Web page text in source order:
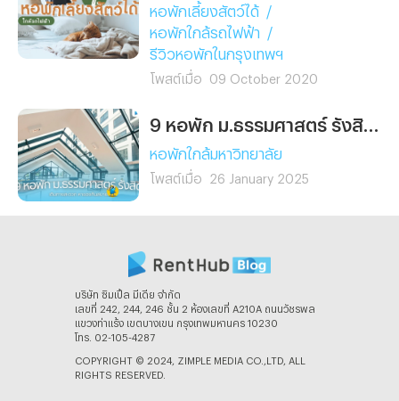
หอพักเลี้ยงสัตว์ได้
/
หอพักใกล้รถไฟฟ้า
/
รีวิวหอพักในกรุงเทพฯ
โพสต์เมื่อ 09 October 2020
หอพักใกล้มหาวิทยาลัย
โพสต์เมื่อ 26 January 2025
บริษัท ซิมเปิ้ล มีเดีย จํากัด
เลขที่ 242, 244, 246 ชั้น 2 ห้องเลขที่ A210A ถนนวัชรพล
แขวงท่าแร้ง เขตบางเขน กรุงเทพมหานคร 10230
โทร. 02-105-4287
COPYRIGHT © 2024, ZIMPLE MEDIA CO.,LTD, ALL
RIGHTS RESERVED.